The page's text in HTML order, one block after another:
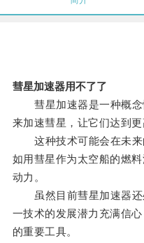
彗星加速器用不了了
彗星加速器是一种概念
来加速彗星，让它们达到更
这种技术可能会在未来
如用彗星作为太空船的燃
动力。
虽然目前彗星加速器还
一技术的发展潜力充满信
的重要工具。